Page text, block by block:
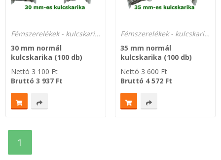
Fémszerelékek - kulcskarikák
30 mm normál
kulcskarika (100 db)
Nettó 3 100 Ft
Bruttó3 937 Ft
Fémszerelékek - kulcskarikák
35 mm normál
kulcskarika (100 db)
Nettó 3 600 Ft
Bruttó 4 572Ft
1